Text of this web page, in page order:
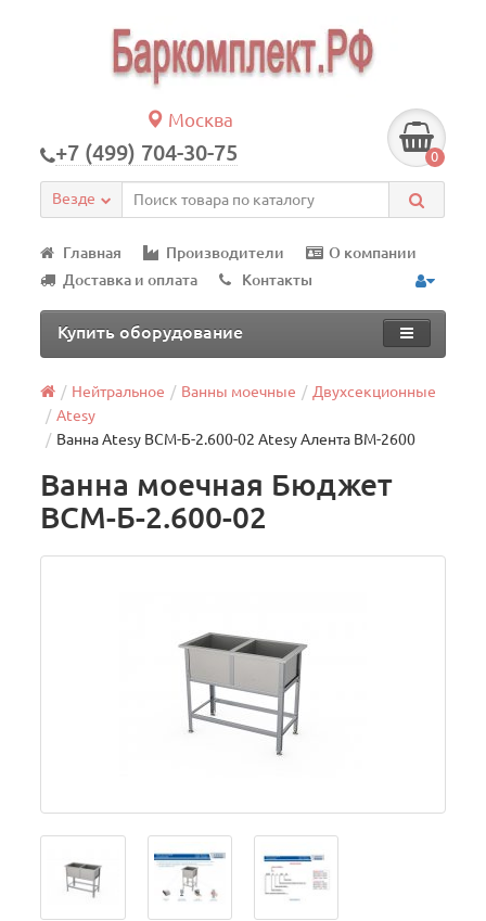
Москва
+7 (499) 704-30-75 0
Везде
Главная Производители
О компании
Доставка и оплата
Контакты
Купить оборудование
Нейтральное Ванны моечные
Двухсекционные
Atesy
Ванна Atesy ВСМ-Б-2.600-02 Atesy Алента ВМ-2600
Ванна моечная Бюджет
ВСМ-Б-2.600-02